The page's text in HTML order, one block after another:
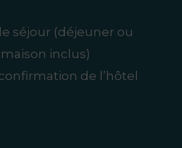
séjour (déjeuner ou
inclus)
de l’hôtel